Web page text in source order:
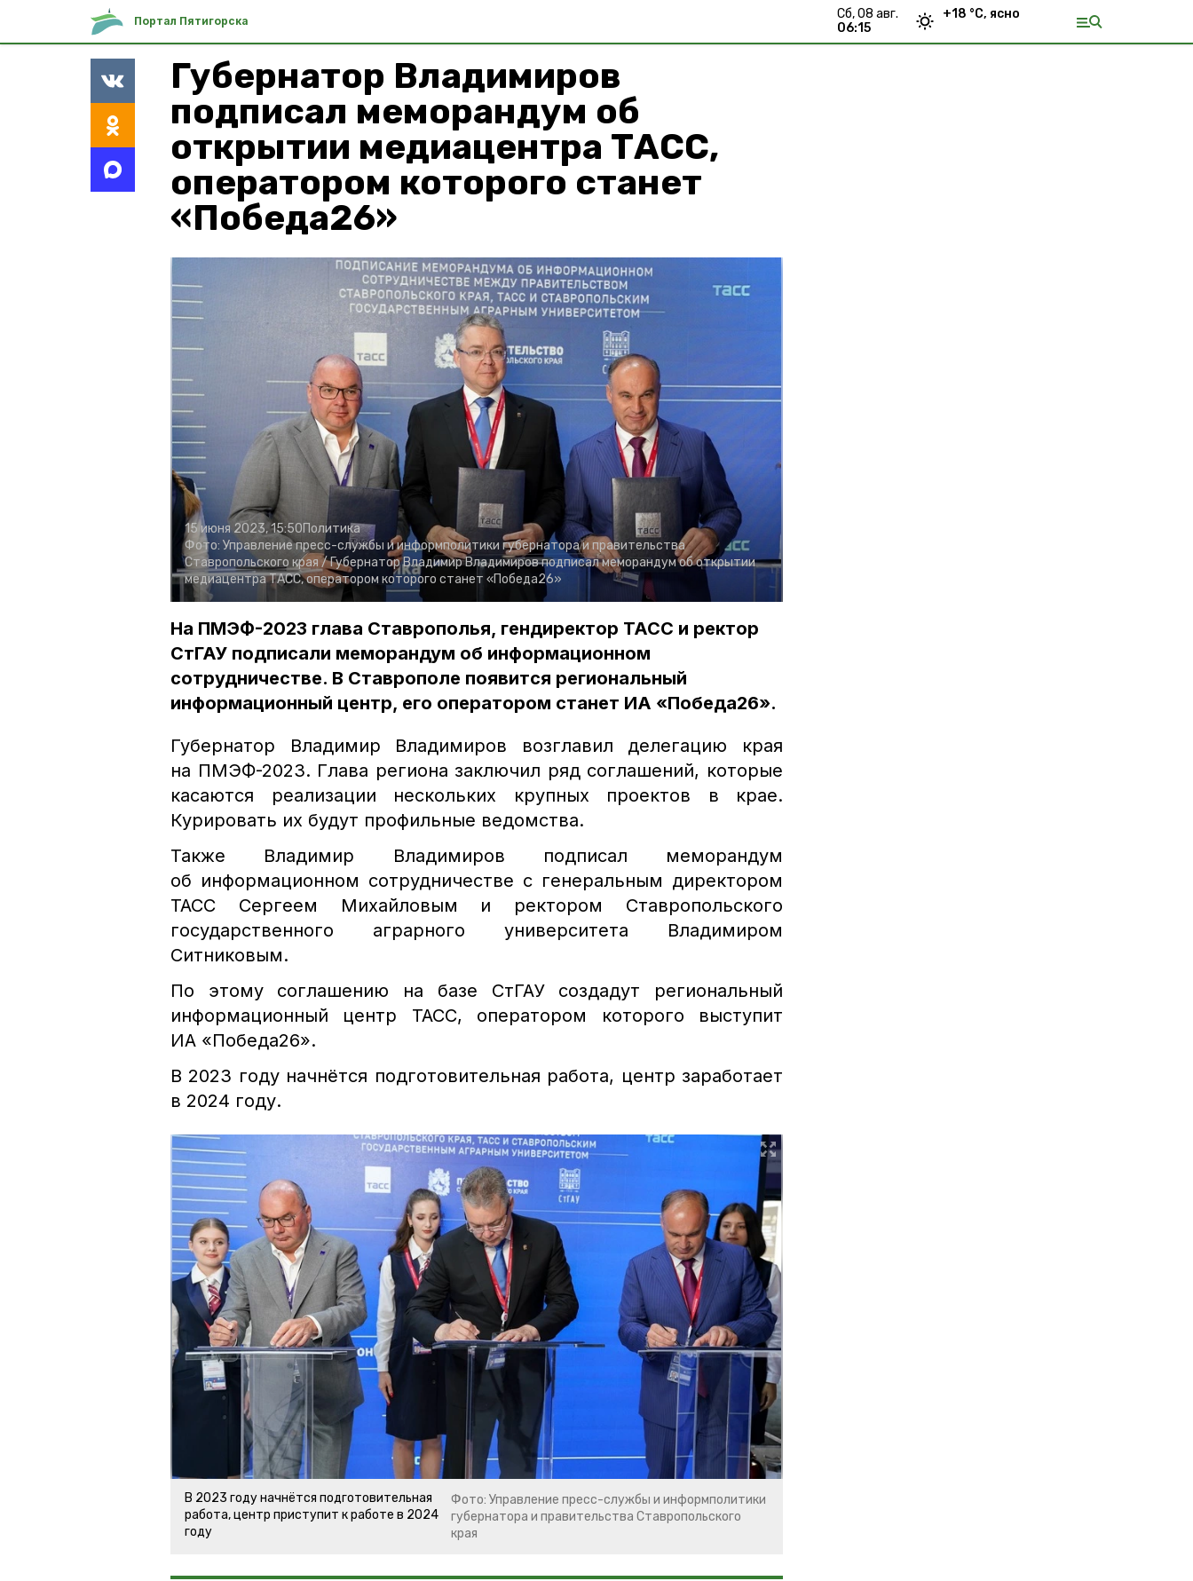
Портал Пятигорска
сб, 08 авг.
06:15
+18 °С, ясно
Губернатор Владимиров
подписал меморандум об
открытии медиацентра ТАСС,
оператором которого станет
«Победа26»
15 июня 2023, 15:50Политика
Фото: Управление пресс-службы и информполитики губернатора и правительства
Ставропольского края /Губернатор Владимир Владимиров подписал меморандум об открытии
медиацентра ТАСС, оператором которого станет «Победа26»
На ПМЭФ-2023 глава Ставрополья, гендиректор ТАСС и ректор
СтГАУ подписали меморандум об информационном
сотрудничестве. В Ставрополе появится региональный
информационный центр, его оператором станет ИА «Победа26».
Губернатор Владимир Владимиров возглавил делегацию края
на ПМЭФ-2023. Глава региона заключил ряд соглашений, которые
касаются реализации нескольких крупных проектов в крае.
Курировать их будут профильные ведомства.
Также Владимир Владимиров подписал меморандум
об информационном сотрудничестве с генеральным директором
ТАСС Сергеем Михайловым и ректором Ставропольского
государственного аграрного университета Владимиром
Ситниковым.
По этому соглашению на базе СтГАУ создадут региональный
информационный центр ТАСС, оператором которого выступит
ИА «Победа26».
В 2023 году начнётся подготовительная работа, центр заработает
в 2024 году.
В 2023 году начнётся подготовительная
работа, центр приступит к работе в 2024
году
Фото: Управление пресс-службы и информполитики
губернатора и правительства Ставропольского
края